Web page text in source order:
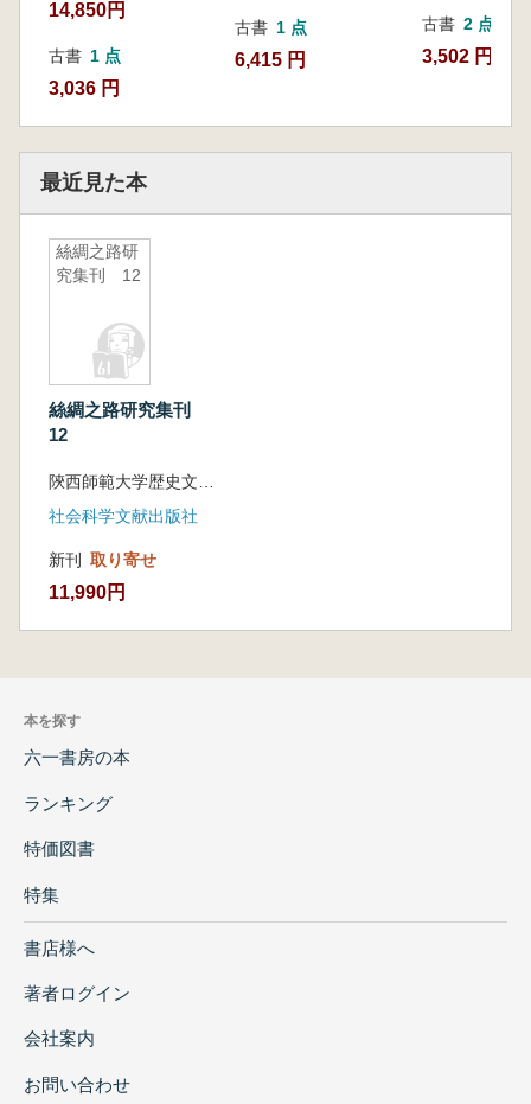
14,850円
古書 1 点
3,036 円
古書 1 点
6,415 円
古書 2 点
3,502 円~
最近見た本
絲綢之路研
究集刊 12
絲綢之路研究集刊
12
社会科学文献出版社
新刊 取り寄せ
11,990円
本を探す
六一書房の本
ランキング
特価図書
特集
書店様へ
著者ログイン
会社案内
お問い合わせ